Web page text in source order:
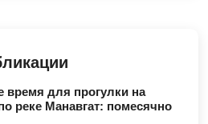
время для прогулки на
реке Манавгат: помесячно